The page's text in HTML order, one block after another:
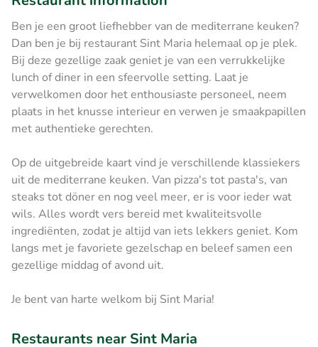
Ben je een groot liefhebber van de mediterrane keuken?
Dan ben je bij restaurant Sint Maria helemaal op je plek.
Bij deze gezellige zaak geniet je van een verrukkelijke
lunch of diner in een sfeervolle setting. Laat je
verwelkomen door het enthousiaste personeel, neem
plaats in het knusse interieur en verwen je smaakpapillen
met authentieke gerechten.
Op de uitgebreide kaart vind je verschillende klassiekers
uit de mediterrane keuken. Van pizza's tot pasta's, van
steaks tot döner en nog veel meer, er is voor ieder wat
wils. Alles wordt vers bereid met kwaliteitsvolle
ingrediënten, zodat je altijd van iets lekkers geniet. Kom
langs met je favoriete gezelschap en beleef samen een
gezellige middag of avond uit.
Je bent van harte welkom bij Sint Maria!
Restaurants near Sint Maria